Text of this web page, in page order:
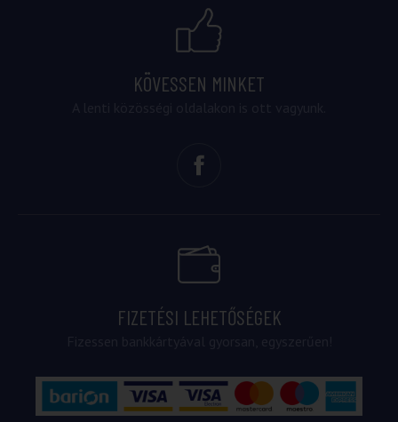
KÖVESSEN MINKET
FIZETÉSI LEHETŐSÉGEK